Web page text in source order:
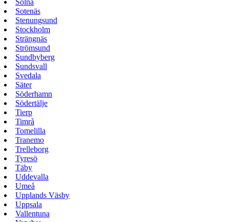
Solna
Sotenäs
Stenungsund
Stockholm
Strängnäs
Strömsund
Sundbyberg
Sundsvall
Svedala
Säter
Söderhamn
Södertälje
Tierp
Timrå
Tomelilla
Tranemo
Trelleborg
Tyresö
Täby
Uddevalla
Umeå
Upplands Väsby
Uppsala
Vallentuna